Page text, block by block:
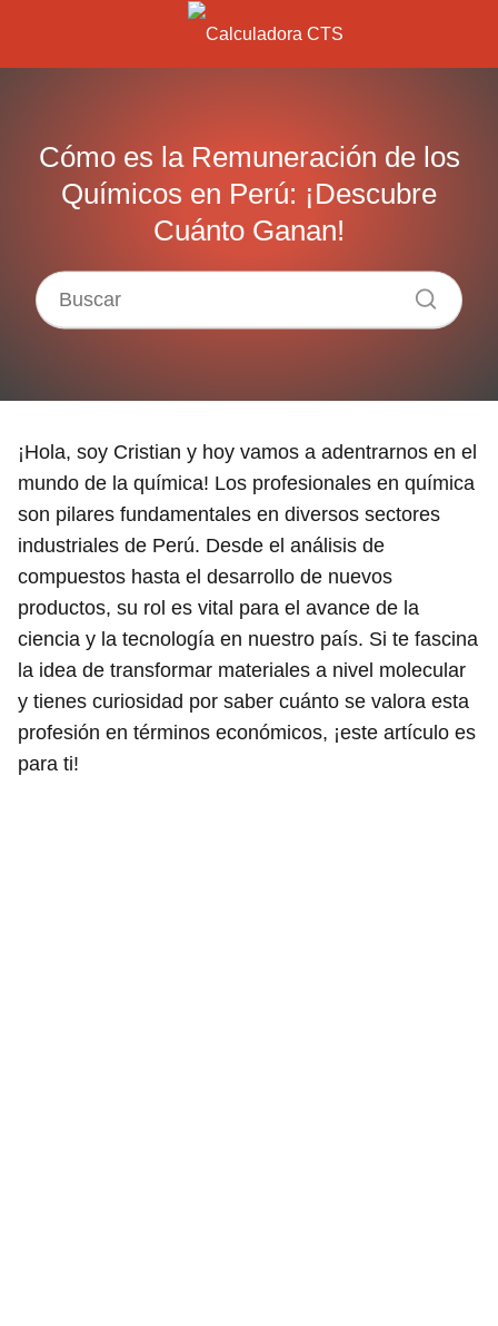
Cómo es la Remuneración de los
Químicos en Perú: ¡Descubre
Cuánto Ganan!
¡Hola, soy Cristian y hoy vamos a adentrarnos en el
mundo de la química! Los profesionales en química
son pilares fundamentales en diversos sectores
industriales de Perú. Desde el análisis de
compuestos hasta el desarrollo de nuevos
productos, su rol es vital para el avance de la
ciencia y la tecnología en nuestro país. Si te fascina
la idea de transformar materiales a nivel molecular
y tienes curiosidad por saber cuánto se valora esta
profesión en términos económicos, ¡este artículo es
para ti!